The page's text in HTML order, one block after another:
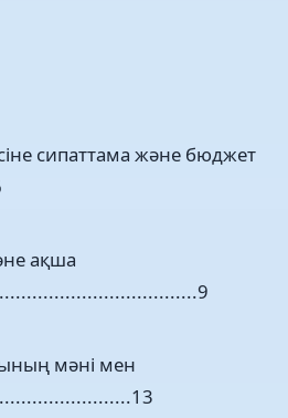
сипаттама және бюджет
ақша
мәні мен